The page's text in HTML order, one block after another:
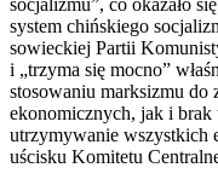
system chińskiego
sowieckiej Partii
i „trzyma się mocno”
stosowaniu marksizmu
ekonomicznych, jak i brak
utrzymywanie wszystkich
uścisku Komitetu